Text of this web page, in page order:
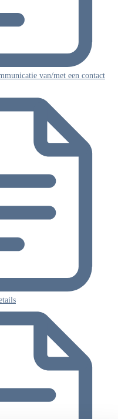
van/met een contact